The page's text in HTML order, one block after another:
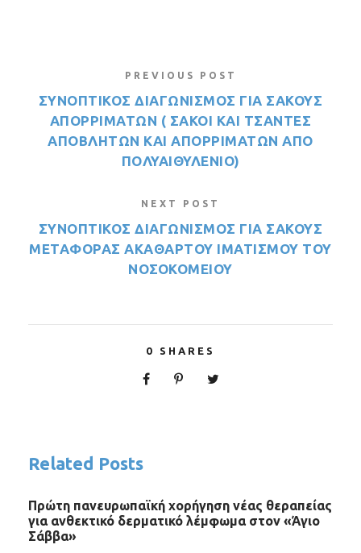
PREVIOUS POST
ΣΥΝΟΠΤΙΚΟΣ ΔΙΑΓΩΝΙΣΜΟΣ ΓΙΑ ΣΑΚΟΥΣ
ΑΠΟΡΡΙΜΑΤΩΝ ( ΣΑΚΟΙ ΚΑΙ ΤΣΑΝΤΕΣ
ΑΠΟΒΛΗΤΩΝ ΚΑΙ ΑΠΟΡΡΙΜΑΤΩΝ ΑΠΟ
ΠΟΛΥΑΙΘΥΛΕΝΙΟ)
NEXT POST
ΣΥΝΟΠΤΙΚΟΣ ΔΙΑΓΩΝΙΣΜΟΣ ΓΙΑ ΣΑΚΟΥΣ
ΜΕΤΑΦΟΡΑΣ ΑΚΑΘΑΡΤΟΥ ΙΜΑΤΙΣΜΟΥ ΤΟΥ
ΝΟΣΟΚΟΜΕΙΟΥ
0 SHARES
Related Posts
Πρώτη πανευρωπαϊκή χορήγηση νέας θεραπείας
για ανθεκτικό δερματικό λέμφωμα στον «Άγιο
Σάββα»